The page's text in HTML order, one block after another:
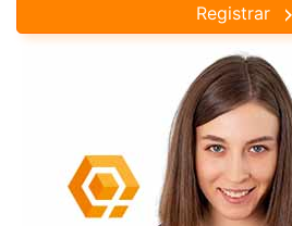
Registrar